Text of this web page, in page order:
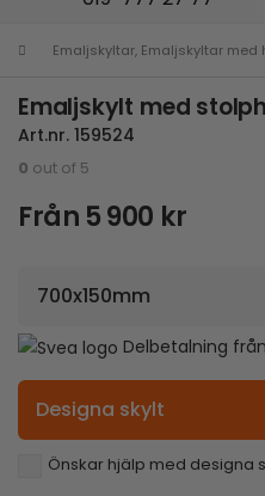
Emaljskyltar, Emaljskyltar med
Emaljskylt med
Art.nr. 159524
0 out of 5
Från 5 900 kr
Delbetalning från
Designa skylt
Önskar hjälp med designa